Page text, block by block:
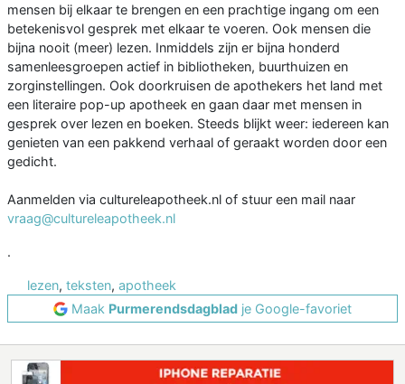
mensen bij elkaar te brengen en een prachtige ingang om een
betekenisvol gesprek met elkaar te voeren. Ook mensen die
bijna nooit (meer) lezen. Inmiddels zijn er bijna honderd
samenleesgroepen actief in bibliotheken, buurthuizen en
zorginstellingen. Ook doorkruisen de apothekers het land met
een literaire pop-up apotheek en gaan daar met mensen in
gesprek over lezen en boeken. Steeds blijkt weer: iedereen kan
genieten van een pakkend verhaal of geraakt worden door een
gedicht.
Aanmelden via cultureleapotheek.nl of stuur een mail naar
vraag@cultureleapotheek.nl
.
lezen, teksten, apotheek
Maak Purmerendsdagblad je Google-favoriet